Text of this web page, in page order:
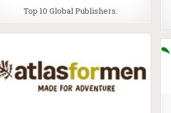
Top 10 Global Publishers.